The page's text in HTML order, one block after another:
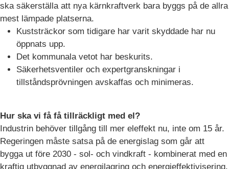
ska säkerställa att nya kärnkraftverk bara byggs på de allra
mest lämpade platserna.
Kuststräckor som tidigare har varit skyddade har nu
öppnats upp.
Det kommunala vetot har beskurits.
Säkerhetsventiler och expertgranskningar i
tillståndsprövningen avskaffas och minimeras.
Hur ska vi få få tillräckligt med el?
Industrin behöver tillgång till mer eleffekt nu, inte om 15 år.
Regeringen måste satsa på de energislag som går att
bygga ut före 2030 - sol- och vindkraft - kombinerat med en
kraftig utbyggnad av energilagring och energieffektivisering.